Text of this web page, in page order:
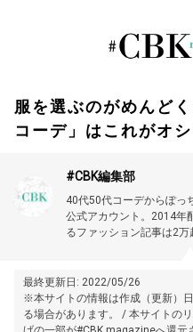
服を選ぶのがめんど
コーデ」はこれがオ
#CBK編集部
40代50代コーデからぽっ
公式アカウント。2014年
るファッション記事は2
最終更新日: 2022/05/26
※本サイトの情報は作成（更新）
る場合があります。 / 本サイトの